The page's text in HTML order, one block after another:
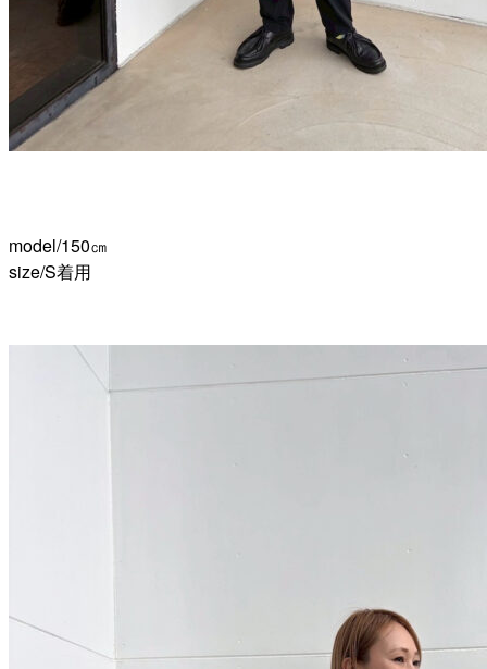
model/150㎝
size/S着用